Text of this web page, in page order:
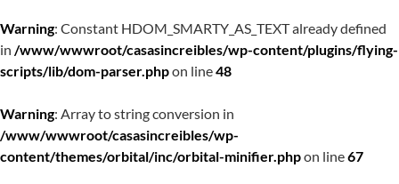
Warning: Constant HDOM_SMARTY_AS_TEXT already defined
in /www/wwwroot/casasincreibles/wp-content/plugins/flying-
scripts/lib/dom-parser.phpon line48
Warning: Array to string conversion in
/www/wwwroot/casasincreibles/wp-
content/themes/orbital/inc/orbital-minifier.phpon line67